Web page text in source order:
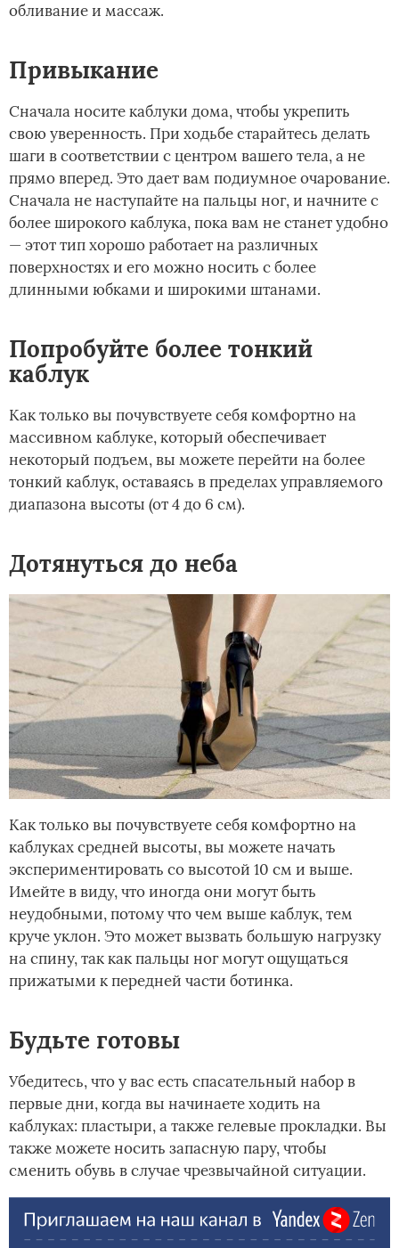
обливание и массаж.
Привыкание
Сначала носите каблуки дома, чтобы укрепить
свою уверенность. При ходьбе старайтесь делать
шаги в соответствии с центром вашего тела, а не
прямо вперед. Это дает вам подиумное очарование.
Сначала не наступайте на пальцы ног, и начните с
более широкого каблука, пока вам не станет удобно
— этот тип хорошо работает на различных
поверхностях и его можно носить с более
длинными юбками и широкими штанами.
Попробуйте более тонкий
каблук
Как только вы почувствуете себя комфортно на
массивном каблуке, который обеспечивает
некоторый подъем, вы можете перейти на более
тонкий каблук, оставаясь в пределах управляемого
диапазона высоты (от 4 до 6 см).
Дотянуться до неба
Как только вы почувствуете себя комфортно на
каблуках средней высоты, вы можете начать
экспериментировать со высотой 10 см и выше.
Имейте в виду, что иногда они могут быть
неудобными, потому что чем выше каблук, тем
круче уклон. Это может вызвать большую нагрузку
на спину, так как пальцы ног могут ощущаться
прижатыми к передней части ботинка.
Будьте готовы
Убедитесь, что у вас есть спасательный набор в
первые дни, когда вы начинаете ходить на
каблуках: пластыри, а также гелевые прокладки. Вы
также можете носить запасную пару, чтобы
сменить обувь в случае чрезвычайной ситуации.